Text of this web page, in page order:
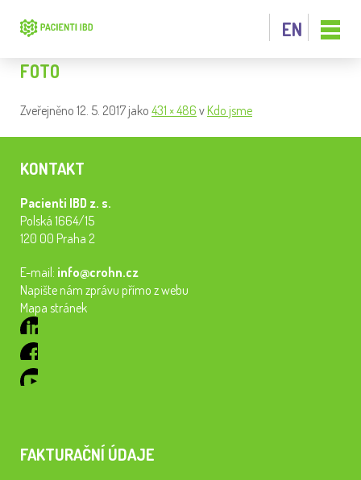
EN
FOTO
Zveřejněno 12. 5. 2017 jako 431 × 486 v Kdo jsme
KONTAKT
Pacienti IBD z. s.
Polská 1664/15
120 00 Praha 2
E-mail: info@crohn.cz
Napište nám zprávu přímo z webu
Mapa stránek
FAKTURAČNÍ ÚDAJE